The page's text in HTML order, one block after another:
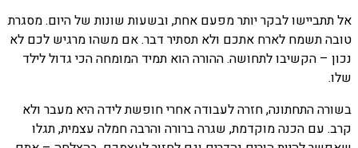
אל תתביישו לבקר יותר מפעם אחת, ובשעות שונות של היום. מסגרת
טובה תשמח לארח אתכם ולא תסתיר דבר. אם משהו מרגיש לכם לא
נכון – הקשיבו לתחושה. ההורה הוא תמיד המומחה הכי גדול לילד
שלו.
בשורה התחתונה, חזרה לעבודה אחרי חופשת לידה היא מעבר ולא
קרב. עם הכנה מוקדמת, שגרה ברורה והרבה חמלה עצמית, תגלו